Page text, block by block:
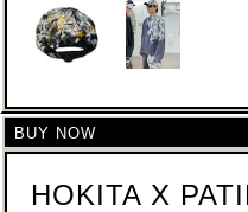
BUY NOW
HOKITA X